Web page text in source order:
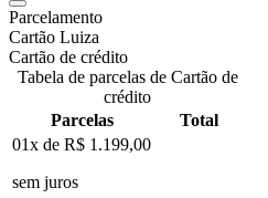
Parcelamento
Cartão Luiza
Cartão de crédito
Tabela de parcelas de Cartão de
crédito
Parcelas
Total
01x de R$ 1.199,00
sem juros